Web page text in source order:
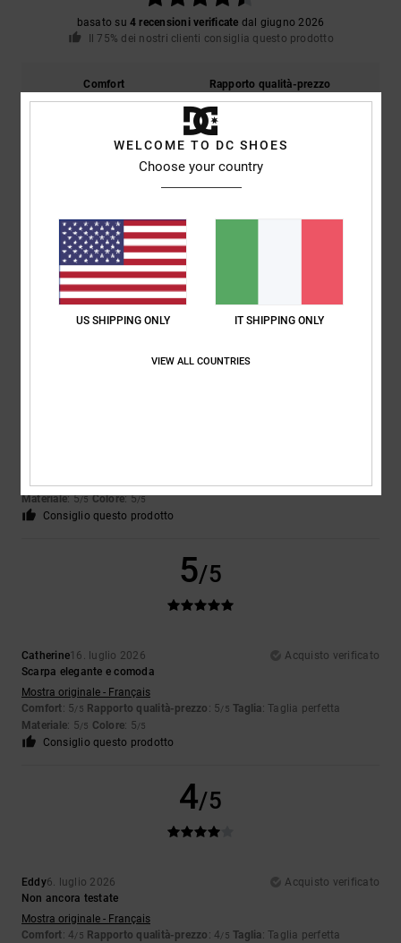
basato su4 recensioni verificate dal giugno 2026
Il 75% dei nostri clienti consiglia questo prodotto
Comfort
4.8
Rapporto qualità-prezzo
4.8
Colore
Materiale: 5/5 Colore: 5/5
Consiglio questo prodotto
5/5
Catherine16. luglio 2026
Acquisto verificato
Scarpa elegante e comoda
Mostra originale - Français
Comfort: 5/5 Rapporto qualità-prezzo : 5/5 Taglia: Taglia perfetta
Materiale: 5/5 Colore: 5/5
Consiglio questo prodotto
4/5
Eddy6. luglio 2026
Acquisto verificato
Non ancora testate
Mostra originale - Français
Comfort: 4/5 Rapporto qualità-prezzo : 4/5 Taglia: Taglia perfetta
WELCOME TO DC SHOES
Choose your country
US SHIPPING ONLY IT SHIPPING ONLY
VIEW ALL COUNTRIES